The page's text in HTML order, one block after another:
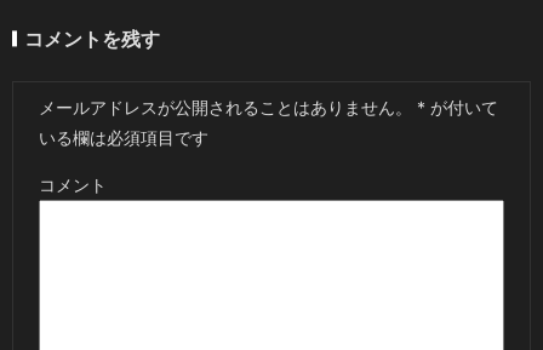
コメントを残す
メールアドレスが公開されることはありません。 * が付いて
いる欄は必須項目です
コメント